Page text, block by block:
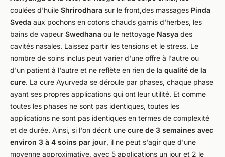
coulées d'huile Shrirodhara sur le front,des massages Pinda
Sveda aux pochons en cotons chauds garnis d'herbes, les
bains de vapeur Swedhana ou le nettoyage Nasya des
cavités nasales. Laissez partir les tensions et le stress. Le
nombre de soins inclus peut varier d'une offre à l'autre ou
d'un patient à l'autre et ne reflète en rien de la qualité de la
cure. La cure Ayurveda se déroule par phases, chaque phase
ayant ses propres applications qui ont leur utilité. Et comme
toutes les phases ne sont pas identiques, toutes les
applications ne sont pas identiques en termes de complexité
et de durée. Ainsi, si l'on décrit une cure de 3 semaines avec
environ 3 à 4 soins par jour, il ne peut s'agir que d'une
moyenne approximative, avec 5 applications un jour et 2 le